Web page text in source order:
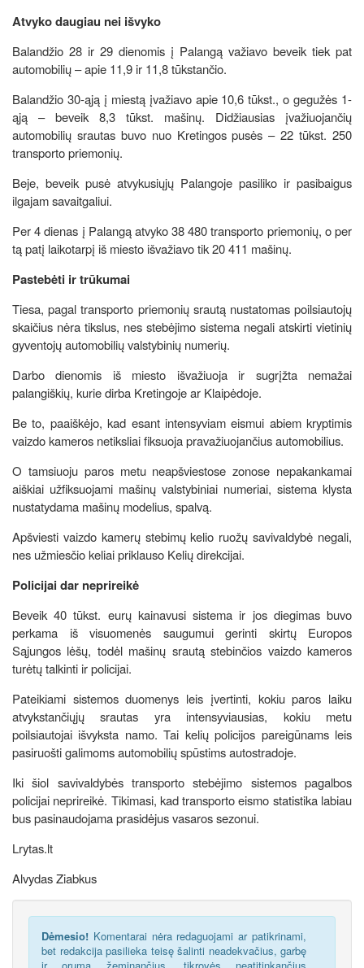
Atvyko daugiau nei išvyko
Balandžio 28 ir 29 dienomis į Palangą važiavo beveik tiek pat
automobilių – apie 11,9 ir 11,8 tūkstančio.
Balandžio 30-ąją į miestą įvažiavo apie 10,6 tūkst., o gegužės 1-
ąją – beveik 8,3 tūkst. mašinų. Didžiausias įvažiuojančių
automobilių srautas buvo nuo Kretingos pusės – 22 tūkst. 250
transporto priemonių.
Beje, beveik pusė atvykusiųjų Palangoje pasiliko ir pasibaigus
ilgajam savaitgaliui.
Per 4 dienas į Palangą atvyko 38 480 transporto priemonių, o per
tą patį laikotarpį iš miesto išvažiavo tik 20 411 mašinų.
Pastebėti ir trūkumai
Tiesa, pagal transporto priemonių srautą nustatomas poilsiautojų
skaičius nėra tikslus, nes stebėjimo sistema negali atskirti vietinių
gyventojų automobilių valstybinių numerių.
Darbo dienomis iš miesto išvažiuoja ir sugrįžta nemažai
palangiškių, kurie dirba Kretingoje ar Klaipėdoje.
Be to, paaiškėjo, kad esant intensyviam eismui abiem kryptimis
vaizdo kameros netiksliai fiksuoja pravažiuojančius automobilius.
O tamsiuoju paros metu neapšviestose zonose nepakankamai
aiškiai užfiksuojami mašinų valstybiniai numeriai, sistema klysta
nustatydama mašinų modelius, spalvą.
Apšviesti vaizdo kamerų stebimų kelio ruožų savivaldybė negali,
nes užmiesčio keliai priklauso Kelių direkcijai.
Policijai dar neprireikė
Beveik 40 tūkst. eurų kainavusi sistema ir jos diegimas buvo
perkama iš visuomenės saugumui gerinti skirtų Europos
Sąjungos lėšų, todėl mašinų srautą stebinčios vaizdo kameros
turėtų talkinti ir policijai.
Pateikiami sistemos duomenys leis įvertinti, kokiu paros laiku
atvykstančiųjų srautas yra intensyviausias, kokiu metu
poilsiautojai išvyksta namo. Tai kelių policijos pareigūnams leis
pasiruošti galimoms automobilių spūstims autostradoje.
Iki šiol savivaldybės transporto stebėjimo sistemos pagalbos
policijai neprireikė. Tikimasi, kad transporto eismo statistika labiau
bus pasinaudojama prasidėjus vasaros sezonui.
Lrytas.lt
Alvydas Ziabkus
Dėmesio! Komentarai nėra redaguojami ar patikrinami,
bet redakcija pasilieka teisę šalinti neadekvačius, garbę
ir orumą žeminančius, tikrovės neatitinkančius